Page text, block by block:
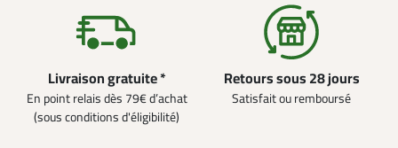
Livraison gratuite *
En point relais dès 79€ d’achat
(sous conditions d'éligibilité)
Retours sous 28 jours
Satisfait ou remboursé